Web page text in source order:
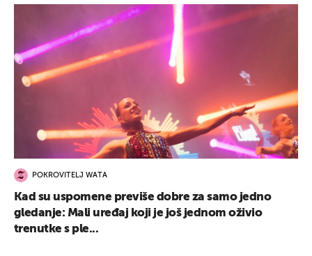
POKROVITELJ WATA
Kad su uspomene previše dobre za samo jedno
gledanje: Mali uređaj koji je još jednom oživio
trenutke s ple...